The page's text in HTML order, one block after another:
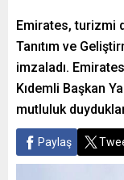
Emirates, turizmi
Tanıtım ve
imzaladı.
Kıdemli Başkan
mutluluk
Paylaş